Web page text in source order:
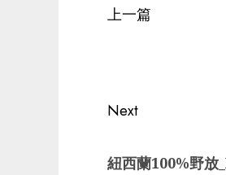
Post
上一篇
Next
post:
紐西蘭100%野放